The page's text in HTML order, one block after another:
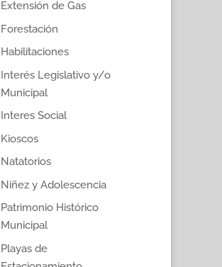
Extensión de Gas
Forestación
Habilitaciones
Interés Legislativo y/o
Municipal
Interes Social
Kioscos
Natatorios
Niñez y Adolescencia
Patrimonio Histórico
Municipal
Playas de